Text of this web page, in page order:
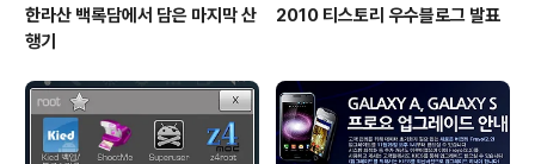
한라산 백록담에서 담은 마지막 산
행기
2010 티스토리 우수블로그 발표